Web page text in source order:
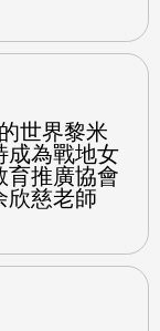
世界黎米
成為戰地女
育推廣協會
欣慈老師